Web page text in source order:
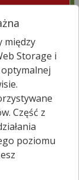
12:00
między
Storage i
Część z
poziomu